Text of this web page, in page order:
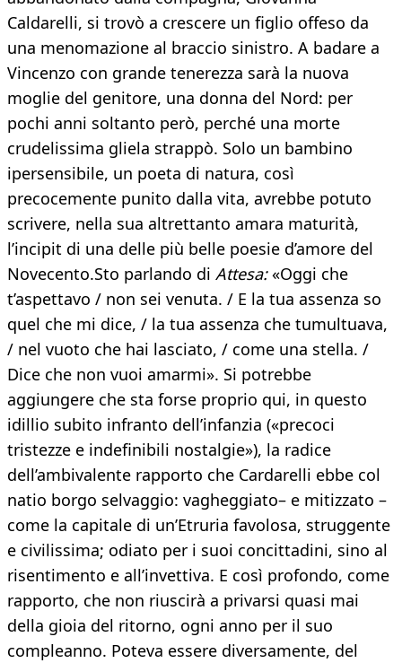
Caldarelli, si trovò a crescere un figlio offeso da
una menomazione al braccio sinistro. A badare a
Vincenzo con grande tenerezza sarà la nuova
moglie del genitore, una donna del Nord: per
pochi anni soltanto però, perché una morte
crudelissima gliela strappò. Solo un bambino
ipersensibile, un poeta di natura, così
precocemente punito dalla vita, avrebbe potuto
scrivere, nella sua altrettanto amara maturità,
l’incipit di una delle più belle poesie d’amore del
Novecento.Sto parlando di Attesa:«Oggi che
t’aspettavo / non sei venuta. / E la tua assenza so
quel che mi dice, / la tua assenza che tumultuava,
/ nel vuoto che hai lasciato, / come una stella. /
Dice che non vuoi amarmi». Si potrebbe
aggiungere che sta forse proprio qui, in questo
idillio subito infranto dell’infanzia («precoci
tristezze e indefinibili nostalgie»), la radice
dell’ambivalente rapporto che Cardarelli ebbe col
natio borgo selvaggio: vagheggiato– e mitizzato –
come la capitale di un’Etruria favolosa, struggente
e civilissima; odiato per i suoi concittadini, sino al
risentimento e all’invettiva. E così profondo, come
rapporto, che non riuscirà a privarsi quasi mai
della gioia del ritorno, ogni anno per il suo
compleanno. Poteva essere diversamente, del